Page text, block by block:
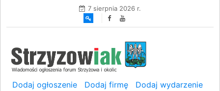
7 sierpnia 2026 r.
Dodaj ogłoszenie Dodaj firmę
Dodaj wydarzenie